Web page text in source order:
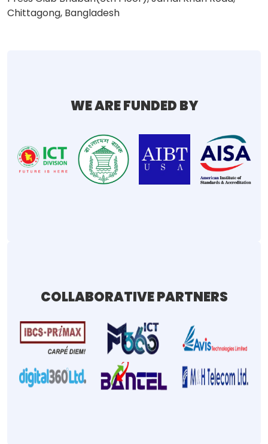
Chittagong, Bangladesh
WE ARE FUNDED BY
COLLABORATIVE PARTNERS